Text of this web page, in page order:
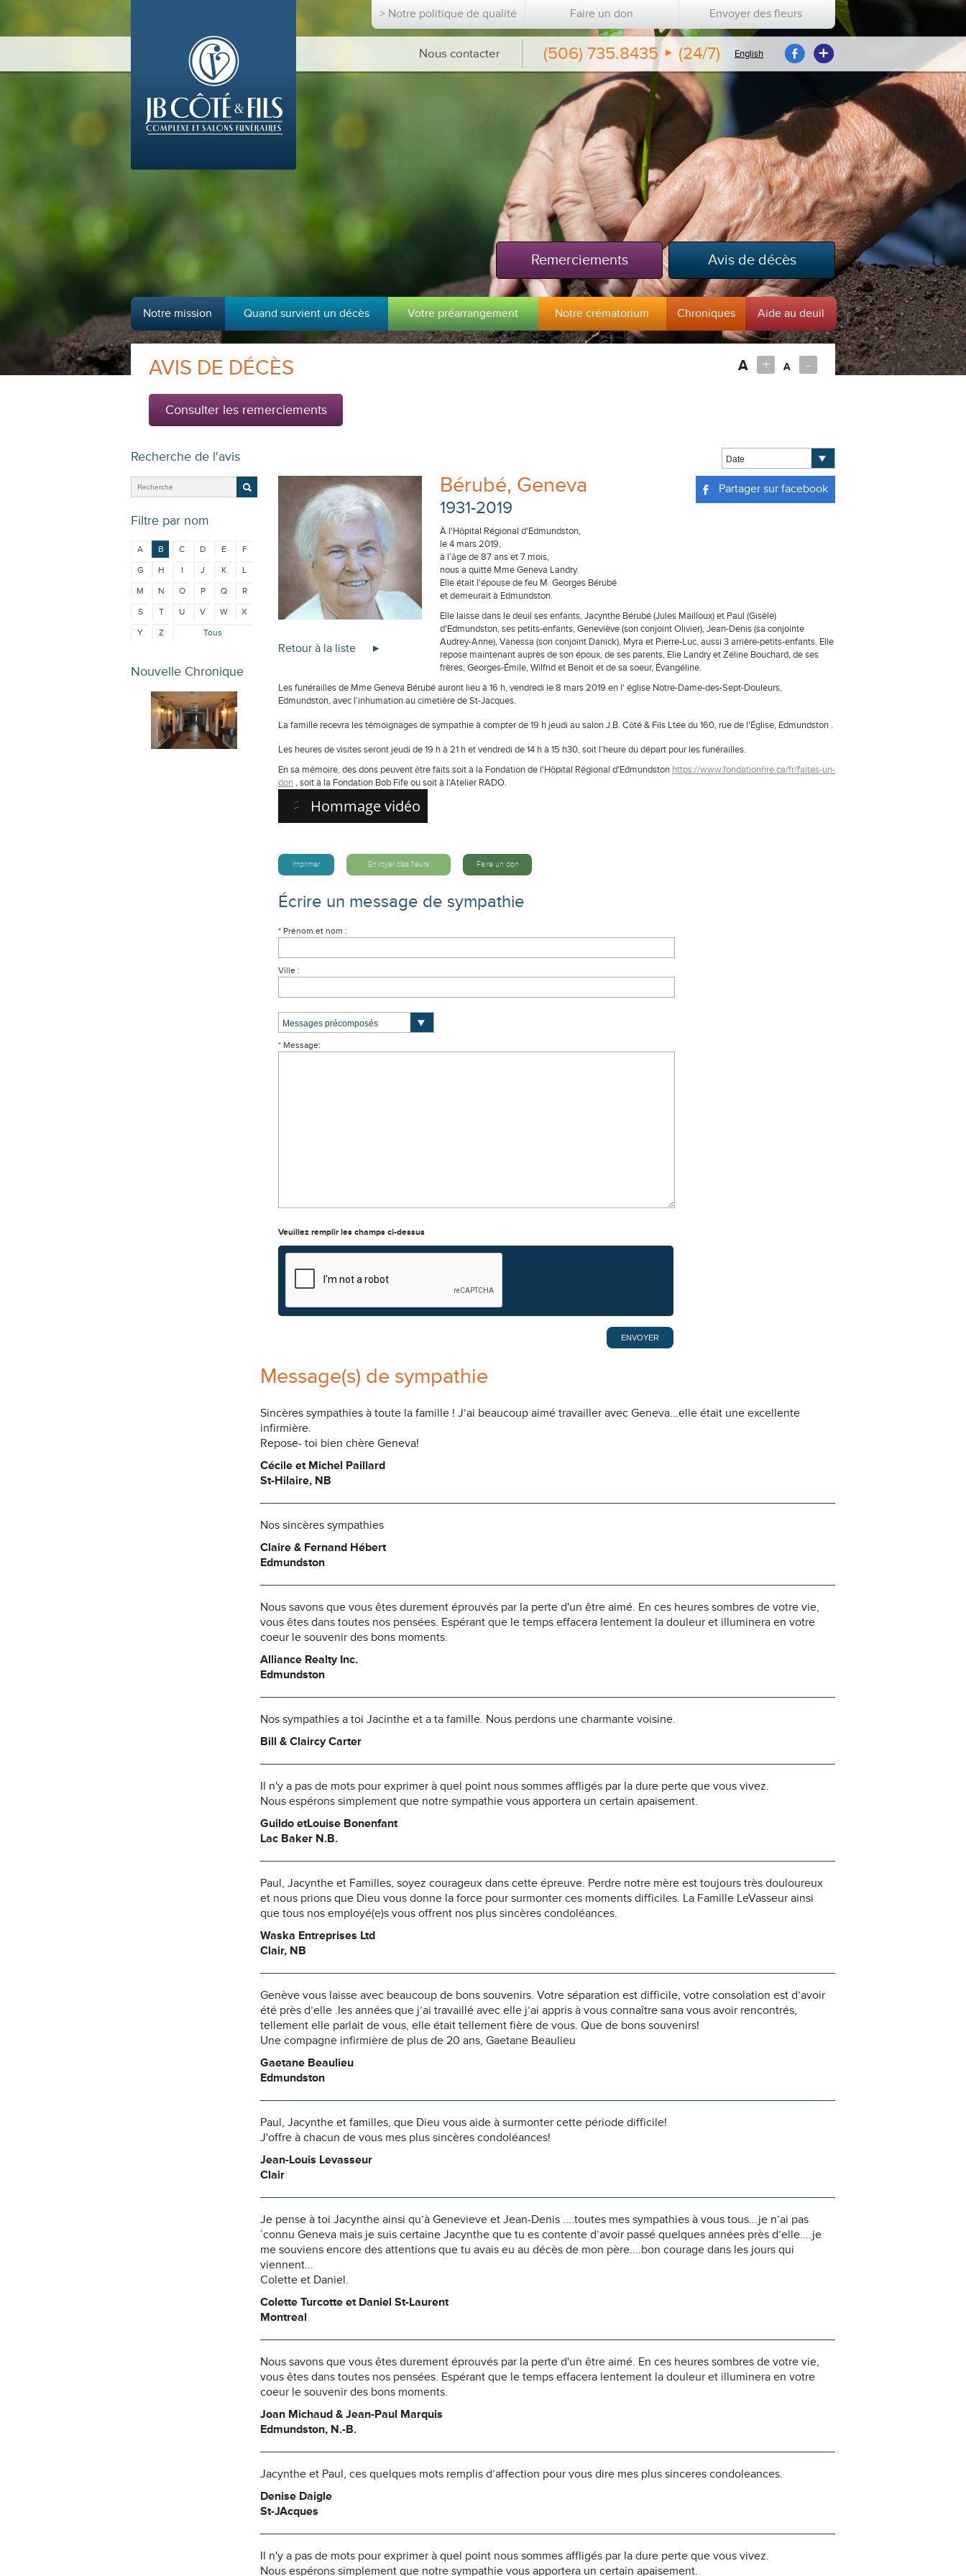
> Notre politique de qualité Faire un don Envoyer des fleurs
Nous contacter (506) 735.8435 (24/7) English
Avis de décès
Remerciements
Notre mission Quand survient un décès Votre préarrangement Notre crématorium Chroniques Aide au deuil
A + A -
AVIS DE DÉCÈS
Consulter les remerciements
Recherche de l'avis
Filtre par nom
A B C D E
F
G
H I J K
L
M
N O P Q
R
S
T U V W
X
Y
Z Tous
Retour à la liste
Partager sur facebook
Bérubé, Geneva
1931-2019
À l'Hôpital Régional d'Edmundston,
le 4 mars 2019,
à l’âge de 87 ans et 7 mois,
nous a quitté Mme Geneva Landry.
Elle était l'épouse de feu M. Georges Bérubé
et demeurait à Edmundston.
Elle laisse dans le deuil ses enfants, Jacynthe Bérubé (Jules Mailloux) et Paul (Gisèle)
d'Edmundston, ses petits-enfants, Geneviève (son conjoint Olivier), Jean-Denis (sa conjointe
Audrey-Anne), Vanessa (son conjoint Danick), Myra et Pierre-Luc, aussi 3 arrière-petits-enfants. Elle
repose maintenant auprès de son époux, de ses parents, Elie Landry et Zéline Bouchard, de ses
frères, Georges-Émile, Wilfrid et Benoit et de sa soeur, Évangéline.
Les funérailles de Mme Geneva Bérubé auront lieu à 16 h, vendredi le 8 mars 2019 en l' église Notre-Dame-des-Sept-Douleurs,
Edmundston, avec l’inhumation au cimetière de St-Jacques.
La famille recevra les témoignages de sympathie à compter de 19 h jeudi au salon J.B. Côté & Fils Ltée du 160, rue de l'Église, Edmundston .
Les heures de visites seront jeudi de 19 h à 21 h et vendredi de 14 h à 15 h30, soit l’heure du départ pour les funérailles.
En sa mémoire, des dons peuvent être faits soit à la Fondation de l'Hôpital Régional d'Edmundston https://www.fondationhre.ca/fr/faites-un-
don , soit à la Fondation Bob Fife ou soit à l'Atelier RADO.
Hommage vidéo
Imprimer Envoyer des fleurs Faire un don
Écrire un message de sympathie
* Prénom et nom :
Ville :
* Message:
Veuillez remplir les champs ci-dessus
Message(s) de sympathie
Sincères sympathies à toute la famille ! J’ai beaucoup aimé travailler avec Geneva...elle était une excellente
infirmière.
Repose- toi bien chère Geneva!
Cécile et Michel Paillard
St-Hilaire, NB
Nos sincères sympathies
Claire & Fernand Hébert
Edmundston
Nous savons que vous êtes durement éprouvés par la perte d'un être aimé. En ces heures sombres de votre vie,
vous êtes dans toutes nos pensées. Espérant que le temps effacera lentement la douleur et illuminera en votre
coeur le souvenir des bons moments.
Alliance Realty Inc.
Edmundston
Nos sympathies a toi Jacinthe et a ta famille. Nous perdons une charmante voisine.
Bill & Claircy Carter
Il n'y a pas de mots pour exprimer à quel point nous sommes affligés par la dure perte que vous vivez.
Nous espérons simplement que notre sympathie vous apportera un certain apaisement.
Guildo etLouise Bonenfant
Lac Baker N.B.
Paul, Jacynthe et Familles, soyez courageux dans cette épreuve. Perdre notre mère est toujours très douloureux
et nous prions que Dieu vous donne la force pour surmonter ces moments difficiles. La Famille LeVasseur ainsi
que tous nos employé(e)s vous offrent nos plus sincères condoléances.
Waska Entreprises Ltd
Clair, NB
Genève vous laisse avec beaucoup de bons souvenirs. Votre séparation est difficile, votre consolation est d’avoir
été près d’elle .les années que j’ai travaillé avec elle j’ai appris à vous connaître sana vous avoir rencontrés,
tellement elle parlait de vous, elle était tellement fière de vous. Que de bons souvenirs!
Une compagne infirmière de plus de 20 ans, Gaetane Beaulieu
Gaetane Beaulieu
Edmundston
Paul, Jacynthe et familles, que Dieu vous aide à surmonter cette période difficile!
J'offre à chacun de vous mes plus sincères condoléances!
Jean-Louis Levasseur
Clair
Je pense à toi Jacynthe ainsi qu’à Genevieve et Jean-Denis ....toutes mes sympathies à vous tous...je n’ai pas
´connu Geneva mais je suis certaine Jacynthe que tu es contente d’avoir passé quelques années près d’elle....je
me souviens encore des attentions que tu avais eu au décès de mon père....bon courage dans les jours qui
viennent...
Colette et Daniel.
Colette Turcotte et Daniel St-Laurent
Montreal
Nous savons que vous êtes durement éprouvés par la perte d'un être aimé. En ces heures sombres de votre vie,
vous êtes dans toutes nos pensées. Espérant que le temps effacera lentement la douleur et illuminera en votre
coeur le souvenir des bons moments.
Joan Michaud & Jean-Paul Marquis
Edmundston, N.-B.
Jacynthe et Paul, ces quelques mots remplis d’affection pour vous dire mes plus sinceres condoleances.
Denise Daigle
St-JAcques
Il n'y a pas de mots pour exprimer à quel point nous sommes affligés par la dure perte que vous vivez.
Nous espérons simplement que notre sympathie vous apportera un certain apaisement.
Nouvelle Chronique